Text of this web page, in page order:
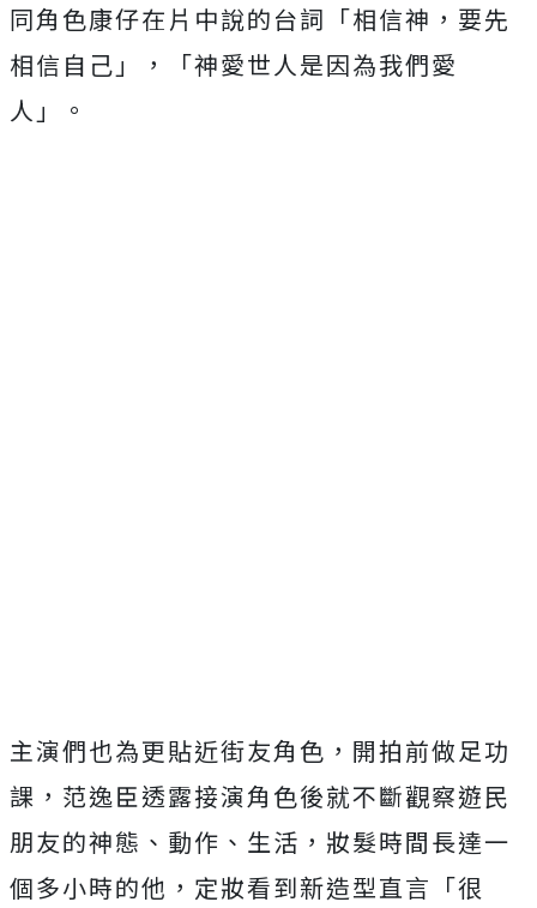
同角色康仔在片中說的台詞「相信神，要先
相信自己」，「神愛世人是因為我們愛
人」。
主演們也為更貼近街友角色，開拍前做足功
課， 范逸臣透露接演角色後就不斷觀察遊民
朋友的神態、動作、生活， 妝髮時間長達一
個多小時的他，定妝看到新造型直言「很